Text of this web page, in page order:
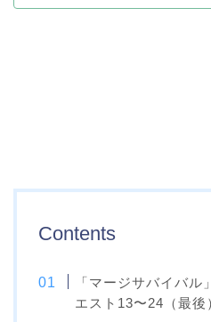
Contents
「マージサバイバ
エスト13〜24（最後